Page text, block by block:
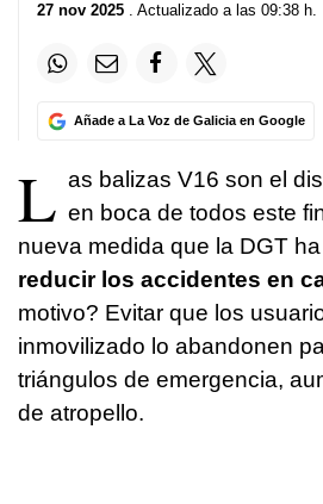
27 nov 2025 . Actualizado a las 09:38 h.
Añade a La Voz de Galicia en Google
L as balizas V16 son el
en boca de todos este
nueva medida que la DGT
reducir los accidentes en
motivo? Evitar que los
inmovilizado lo abandonen
triángulos de emergencia,
de atropello.